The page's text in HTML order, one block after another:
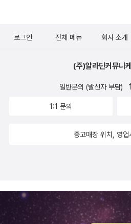
로그인 전체 메뉴 회사 소개
(주)알라딘커뮤니
일반문의 (발신자 부담)
1:1 문의
중고매장 위치, 영업